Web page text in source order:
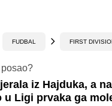
FUDBAL FIRST
iz Hajduka, a
u Ligi prvaka ga